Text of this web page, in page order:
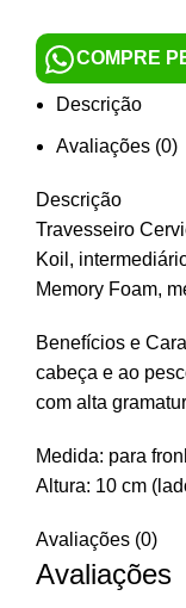
COMPRE
Descrição
Avaliações (0)
Descrição
Travesseiro
Koil,
Memory Foam,
Benefícios e
cabeça e ao
com alta
Medida: para
Altura: 10 cm
Avaliações (0)
Avaliações